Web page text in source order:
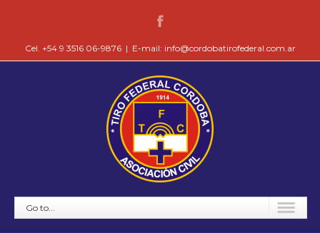
Cel. +54 9 3516 06-9876 | E-mail: info@cordobatirofederal.com.ar
Go to...